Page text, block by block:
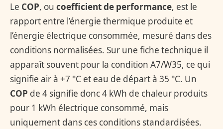
Le COP, ou coefficient de performance, est le
rapport entre l’énergie thermique produite et
l’énergie électrique consommée, mesuré dans des
conditions normalisées. Sur une fiche technique il
apparaît souvent pour la condition A7/W35, ce qui
signifie air à +7 °C et eau de départ à 35 °C. Un
COP de 4 signifie donc 4 kWh de chaleur produits
pour 1 kWh électrique consommé, mais
uniquement dans ces conditions standardisées.